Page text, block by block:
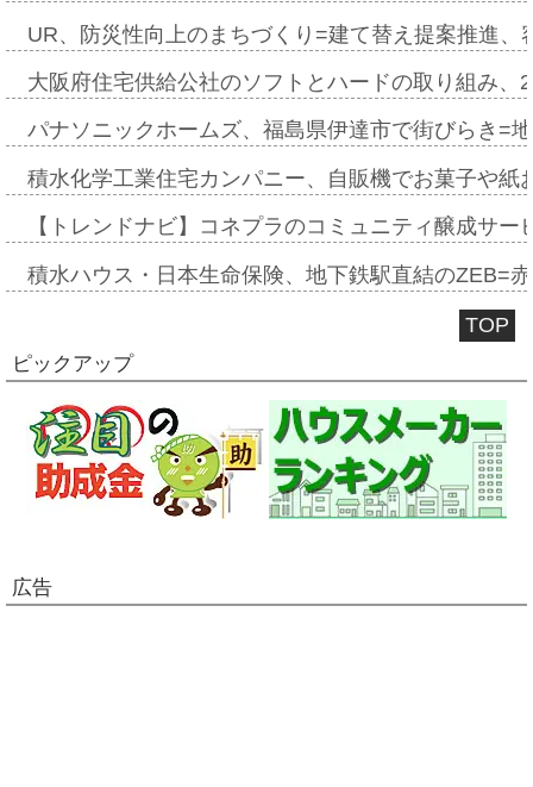
UR、防災性向上のまちづくり=建て替え提案推進
大阪府住宅供給公社のソフトとハードの取り組み
パナソニックホームズ、福島県伊達市で街びらき=
積水化学工業住宅カンパニー、自販機でお菓子や
【トレンドナビ】コネプラのコミュニティ醸成サ
積水ハウス・日本生命保険、地下鉄駅直結のZEB=
TOP
ピックアップ
広告